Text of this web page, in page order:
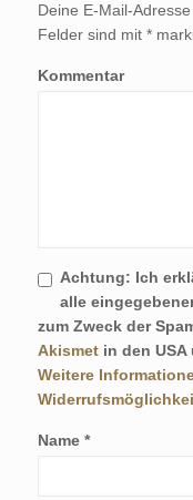
Deine E-Mail-
Felder sind mit *
Kommentar
Achtung: Ich
alle
zum Zweck der
Akismetin den USA
Weitere
Name *